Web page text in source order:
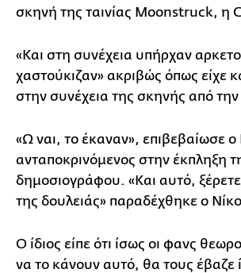
σκηνή της ταινίας Moonstruck, η
«Και στη συνέχεια υπήρχαν
χαστούκιζαν» ακριβώς όπως είχε
στην συνέχεια της σκηνής από την
«Ω ναι, το έκαναν», επιβεβαίωσε ο
ανταποκρινόμενος στην έκπληξη
δημοσιογράφου. «Και αυτό,
της δουλειάς» παραδέχθηκε ο
Ο ίδιος είπε ότι ίσως οι φανς
να το κάνουν αυτό, θα τους έβαζε